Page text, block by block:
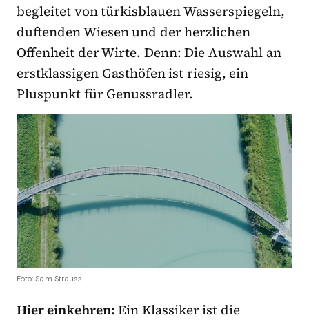
begleitet von türkisblauen Wasserspiegeln,
duftenden Wiesen und der herzlichen
Offenheit der Wirte. Denn: Die Auswahl an
erstklassigen Gasthöfen ist riesig, ein
Pluspunkt für Genussradler.
Foto: Sam Strauss
Hier einkehren:Ein Klassiker ist die